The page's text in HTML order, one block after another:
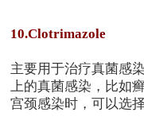
10.Clotrimazole
主要用于治疗真菌感
上的真菌感染，比如
宫颈感染时，可以选